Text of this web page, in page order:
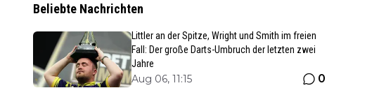
Beliebte Nachrichten
Littler an der Spitze, Wright und Smith im freien
Fall: Der große Darts-Umbruch der letzten zwei
Jahre
Aug 06, 11:15 0